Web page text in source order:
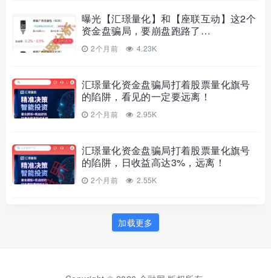
曝光【汇璟量化】和【座联互动】这2个
资金盘骗局，要崩盘跑路了…
2个月前 4.23K
汇璟量化资金盘骗局打着股票量化旗号
的陷阱，看见的一定要远离！
2个月前 2.95K
汇璟量化资金盘骗局打着股票量化旗号
的陷阱，日收益高达3%，远离！
2个月前 2.55K
加载更多